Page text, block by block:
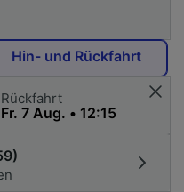
Hin- und Rückfahrt
Rückfahrt